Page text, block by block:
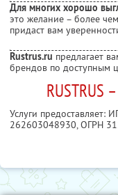
Для многих хорошо
это желание – более
придаст вам
Rustrus.ru предлагает
брендов по доступным
Услуги предоставляет:
262603048930, ОГРН